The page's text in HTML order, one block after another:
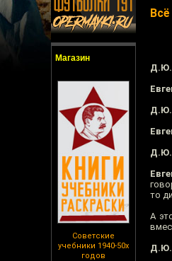
Магазин
Советские
учебники 1940-50х
годов
Всё
Д.Ю.
Д.Ю.
Д.Ю.
то
А
Д.Ю.